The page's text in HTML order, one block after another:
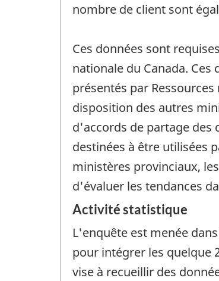
nombre de client sont
Ces données sont
nationale du Canada.
présentés par
disposition des autres
d'accords de partage des
destinées à être utilisées
ministères provinciaux,
d'évaluer les tendances
Activité statistique
L'enquête est menée
pour intégrer les quelque
vise à recueillir des